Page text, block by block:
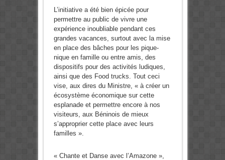
L’initiative a été bien épicée pour
permettre au public de vivre une
expérience inoubliable pendant ces
grandes vacances, surtout avec la mise
en place des bâches pour les pique-
nique en famille ou entre amis, des
dispositifs pour des activités ludiques,
ainsi que des Food trucks. Tout ceci
vise, aux dires du Ministre, « à créer un
écosystème économique sur cette
esplanade et permettre encore à nos
visiteurs, aux Béninois de mieux
s’approprier cette place avec leurs
familles ».
« Chante et Danse avec l’Amazone »,